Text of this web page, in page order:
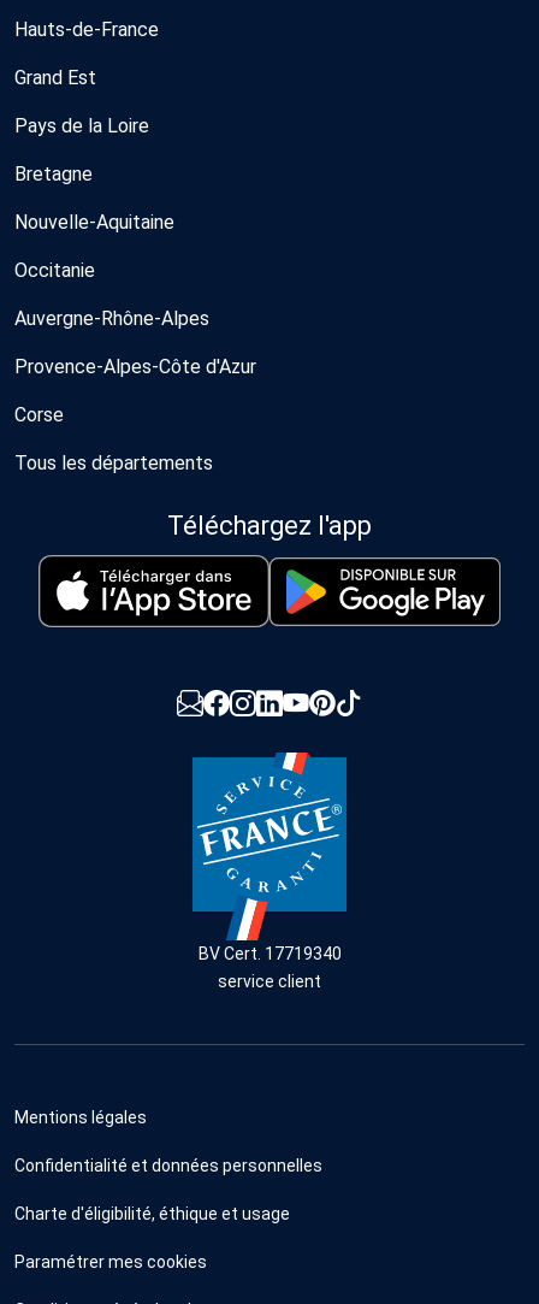
Hauts-de-France
Grand Est
Pays de la Loire
Bretagne
Nouvelle-Aquitaine
Occitanie
Auvergne-Rhône-Alpes
Provence-Alpes-Côte d'Azur
Corse
Tous les départements
Téléchargez l'app
BV Cert. 17719340
service client
Mentions légales
Confidentialité et données personnelles
Charte d'éligibilité, éthique et usage
Paramétrer mes cookies